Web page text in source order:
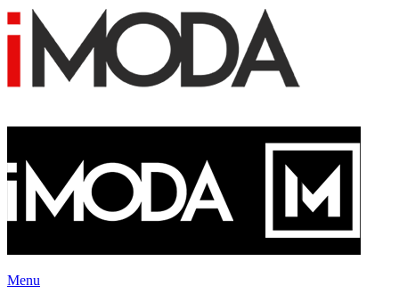
Menu